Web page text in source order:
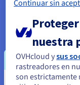
Una arquitectura
equipos
único y potente
denominados
problemas,
red de alta velocidad.
Otro enfoque para
Continuar sin
nuestra
OVHcloud ysus
rastreadores en
son estrictamente